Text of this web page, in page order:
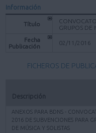
Información
Título
GRUPOS DE
Fecha
Publicación
02/11/2016
FICHEROS DE
Descripción
ANEXOS PARA BDNS -
2016 DE SUBVENCIONES PARA
DE MÚSICA Y SOLISTAS